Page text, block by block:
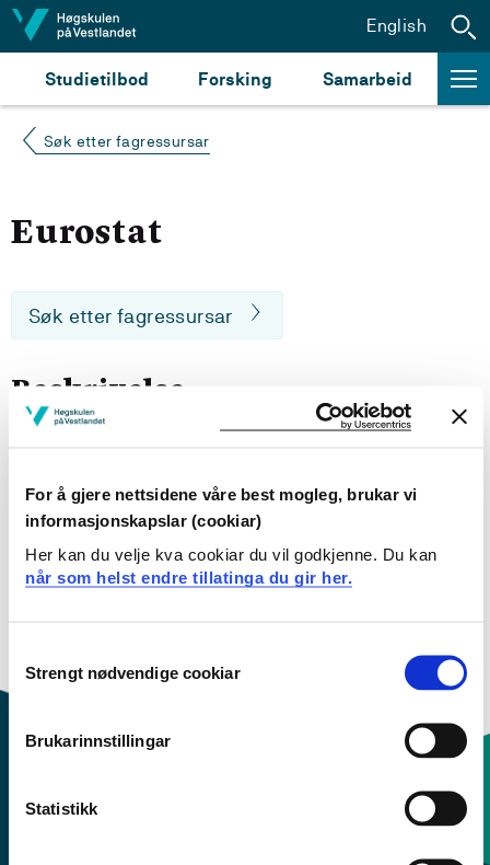
For å gjere nettsidene våre best mogleg, brukar vi
informasjonskapslar (cookiar)
Her kan du velje kva cookiar du vil godkjenne. Du kan
når som helst endre tillatinga du gir her.
Selection
Strengt nødvendige cookiar
Brukarinnstillingar
Statistikk
Hopp til innhald
Studietilbod Forsking Samarbeid
English
Søk etter fagressursar
Eurostat
Søk etter fagressursar
Beskrivelse
Portal til EU-statistikk i fulltekst. Sammenlignende
samarbeidspartnere. Det aller meste av materialet
ligger gratis på nettsidene.